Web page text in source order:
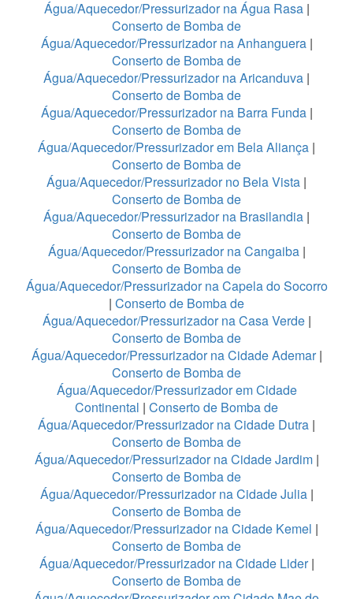
Água/Aquecedor/Pressurizador na Água Rasa |
Conserto de Bomba de
Água/Aquecedor/Pressurizador na Anhanguera|
Conserto de Bomba de
Água/Aquecedor/Pressurizador na Aricanduva |
Conserto de Bomba de
Água/Aquecedor/Pressurizador na Barra Funda |
Conserto de Bomba de
Água/Aquecedor/Pressurizador em Bela Aliança |
Conserto de Bomba de
Água/Aquecedor/Pressurizador no Bela Vista |
Conserto de Bomba de
Água/Aquecedor/Pressurizador na Brasilandia |
Conserto de Bomba de
Água/Aquecedor/Pressurizador na Cangaiba|
Conserto de Bomba de
Água/Aquecedor/Pressurizador na Capela do Socorro
| Conserto de Bomba de
Água/Aquecedor/Pressurizador na Casa Verde|
Conserto de Bomba de
Água/Aquecedor/Pressurizador na Cidade Ademar|
Conserto de Bomba de
Água/Aquecedor/Pressurizador em Cidade
Continental | Conserto de Bomba de
Água/Aquecedor/Pressurizador na Cidade Dutra |
Conserto de Bomba de
Água/Aquecedor/Pressurizador na Cidade Jardim|
Conserto de Bomba de
Água/Aquecedor/Pressurizador na Cidade Julia |
Conserto de Bomba de
Água/Aquecedor/Pressurizador na Cidade Kemel |
Conserto de Bomba de
Água/Aquecedor/Pressurizador na Cidade Lider|
Conserto de Bomba de